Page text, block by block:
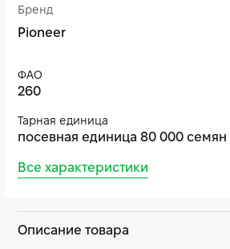
Бренд
Pioneer
ФАО
260
Тарная единица
посевная единица 80 000 семян
Все характеристики
Описание товара